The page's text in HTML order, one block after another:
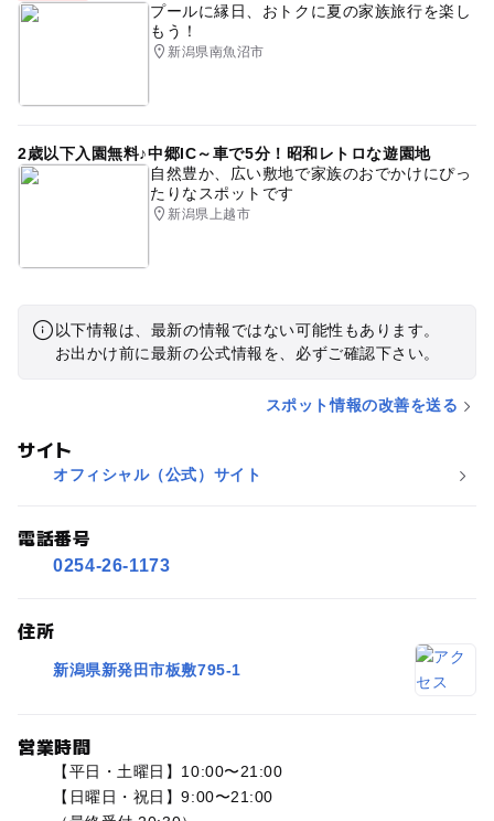
プールに縁日、おトクに夏の家族旅行を楽し
もう！
新潟県南魚沼市
2歳以下入園無料♪中郷IC～車で5分！昭和レトロな遊園地
自然豊か、広い敷地で家族のおでかけにぴっ
たりなスポットです
新潟県上越市
以下情報は、最新の情報ではない可能性もあります。
お出かけ前に最新の公式情報を、必ずご確認下さい。
スポット情報の改善を送る
サイト
オフィシャル（公式）サイト
電話番号
0254-26-1173
住所
新潟県新発田市板敷795-1
営業時間
【平日・土曜日】10:00〜21:00
【日曜日・祝日】9:00〜21:00